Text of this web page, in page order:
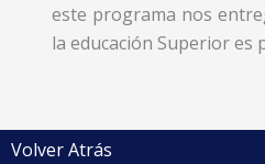
este programa nos
la educación Superior es
Volver Atrás